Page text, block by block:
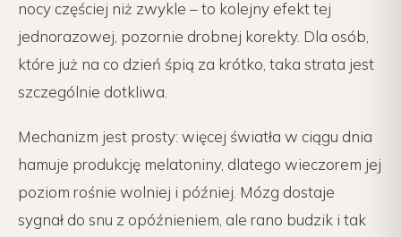
nocy częściej niż zwykle – to kolejny efekt tej
jednorazowej, pozornie drobnej korekty. Dla osób,
które już na co dzień śpią za krótko, taka strata jest
szczególnie dotkliwa.
Mechanizm jest prosty: więcej światła w ciągu dnia
hamuje produkcję melatoniny, dlatego wieczorem jej
poziom rośnie wolniej i później. Mózg dostaje
sygnał do snu z opóźnieniem, ale rano budzik i tak